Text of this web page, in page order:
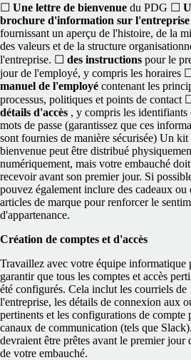
☐ Une lettre de bienvenue du PDG ☐
brochure d'information sur l'entreprise
fournissant un aperçu de l'histoire, de la
des valeurs et de la structure
l'entreprise. ☐ des instructions pour le
jour de l'employé, y compris les horaires
manuel de l'employé contenant les
processus, politiques et points de contact
détails d'accès , y compris les identifiants
mots de passe (garantissez que ces
sont fournies de manière sécurisée) Un kit
bienvenue peut être distribué
numériquement, mais votre embauché
recevoir avant son premier jour. Si
pouvez également inclure des cadeaux ou
articles de marque pour renforcer le
d'appartenance.
Création de comptes et d'accès
Travaillez avec votre équipe informatique
garantir que tous les comptes et accès
été configurés. Cela inclut les courriels de
l'entreprise, les détails de connexion aux
pertinents et les configurations de compte
canaux de communication (tels que Slack).
devraient être prêtes avant le premier jour
de votre embauché.